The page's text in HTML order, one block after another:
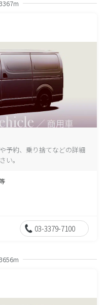
予約、乗り捨てなどの詳細
い。
03-3379-7100